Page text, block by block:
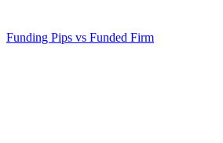
Funding Pips vs Funded Firm